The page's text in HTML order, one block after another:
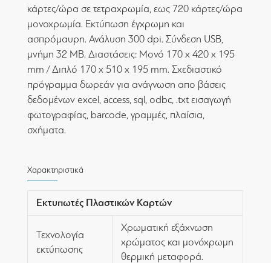
κάρτες/ώρα σε τετραχρωμία, εως 720 κάρτες/ώρα
μονοχρωμία. Εκτύπωση έγχρωμη και
ασπρόμαυρη. Ανάλυση 300 dpi. Σύνδεση USB,
μνήμη 32 MB. Διαστάσεις: Μονό 170 x 420 x 195
mm / Διπλό 170 x 510 x 195 mm. Σχεδιαστικό
πρόγραμμα δωρεάν για ανάγνωση απο βάσεις
δεδομένων excel, access, sql, odbc, .txt εισαγωγή
φωτογραφίας, barcode, γραμμές, πλαίσια,
σχήματα.
Χαρακτηριστικά
Εκτυπωτές Πλαστικών Καρτών
Τεχνολογία
εκτύπωσης
Χρωματική εξάχνωση
χρώματος και μονόχρωμη
θερμική μεταφορά.